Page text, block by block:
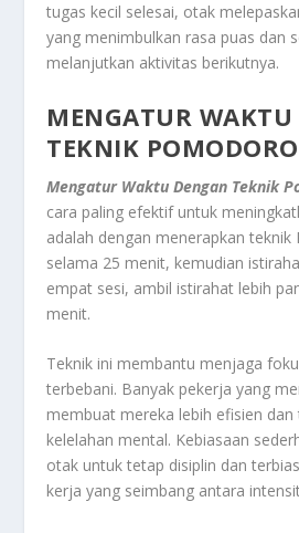
tugas kecil selesai, otak
yang menimbulkan rasa puas dan
melanjutkan aktivitas berikutnya.
MENGATUR WAKTU
TEKNIK POMODORO
Mengatur Waktu Dengan Teknik
cara paling efektif untuk
adalah dengan menerapkan
selama 25 menit, kemudian
empat sesi, ambil istirahat lebih
menit.
Teknik ini membantu menjaga
terbebani. Banyak pekerja yang
membuat mereka lebih efisien dan
kelelahan mental. Kebiasaan
otak untuk tetap disiplin dan
kerja yang seimbang antara